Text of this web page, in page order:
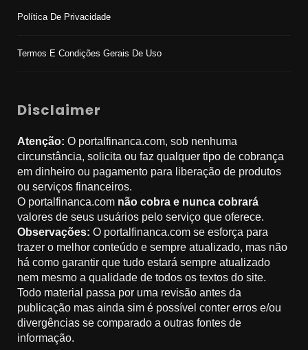
Política De Privacidade
Termos E Condições Gerais De Uso
Disclaimer
Atenção: O portalfinanca.com, sob nenhuma
circunstância, solicita ou faz qualquer tipo de cobrança
em dinheiro ou pagamento para liberação de produtos
ou serviços financeiros.
O portalfinanca.com não cobra e nunca cobrará
valores de seus usuários pelo serviço que oferece.
Observações: O portalfinanca.com se esforça para
trazer o melhor conteúdo e sempre atualizado, mas não
há como garantir que tudo estará sempre atualizado
nem mesmo a qualidade de todos os textos do site.
Todo material passa por uma revisão antes da
publicação mas ainda sim é possível conter erros e/ou
divergências se comparado a outras fontes de
informação.